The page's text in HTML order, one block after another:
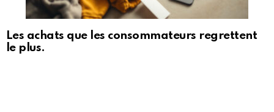
Les achats que les consommateurs regrettent
le plus.